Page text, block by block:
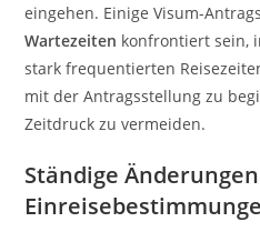
eingehen. Einige Visum-
Wartezeiten konfrontiert sein,
stark frequentierten
mit der Antragsstellung zu
Zeitdruck zu vermeiden.
Ständige